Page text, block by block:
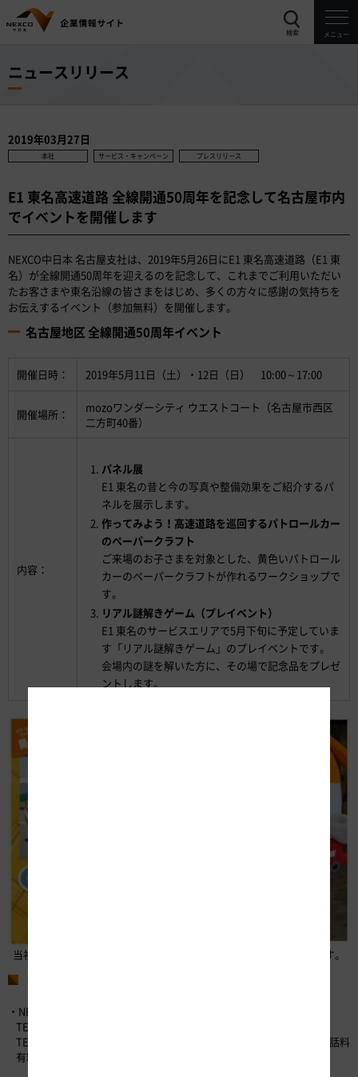
検索 メニュー
ニュースリリース
2019年03月27日
本社 サービス・キャンペーン プレスリリース
E1 東名高速道路 全線開通50周年を記念して名古屋市内
でイベントを開催します
NEXCO中日本 名古屋支社は、2019年5月26日にE1 東名高速道路（E1 東
名）が全線開通50周年を迎えるのを記念して、これまでご利用いただい
たお客さまや東名沿線の皆さまをはじめ、多くの方々に感謝の気持ちを
お伝えするイベント（参加無料）を開催します。
名古屋地区 全線開通50周年イベント
開催日時： 2019年5月11日（土）・12日（日） 10:00～17:00
開催場所：
mozoワンダーシティ ウエストコート（名古屋市西区
二方町40番）
内容：
パネル展
E1 東名の昔と今の写真や整備効果をご紹介するパ
ネルを展示します。
作ってみよう！高速道路を巡回するパトロールカー
のペーパークラフト
ご来場のお子さまを対象とした、黄色いパトロール
カーのペーパークラフトが作れるワークショップで
す。
リアル謎解きゲーム（プレイベント）
E1 東名のサービスエリアで5月下旬に予定していま
す「リアル謎解きゲーム」のプレイベントです。
会場内の謎を解いた方に、その場で記念品をプレゼ
ントします。
当社オリジナルキャラクター「みちまるくん」もおまちしております。
・NEXCO中日本お客さまセンター （24時間365日対応）
TEL：0120-922-229 （フリーダイヤル）
TEL：052-223-0333 （フリーダイヤルが利用できないお客さま／通話料
有料）